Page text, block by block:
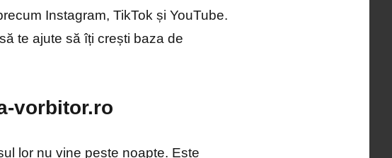
Instagram, TikTok și YouTube.
te ajute să îți crești baza de
vorbitor.ro
lor nu vine peste noapte. Este